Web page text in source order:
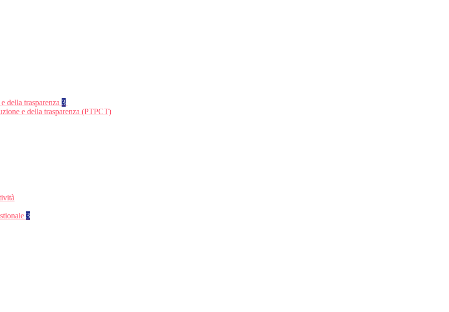
della trasparenza 3
e della trasparenza (PTPCT)
3